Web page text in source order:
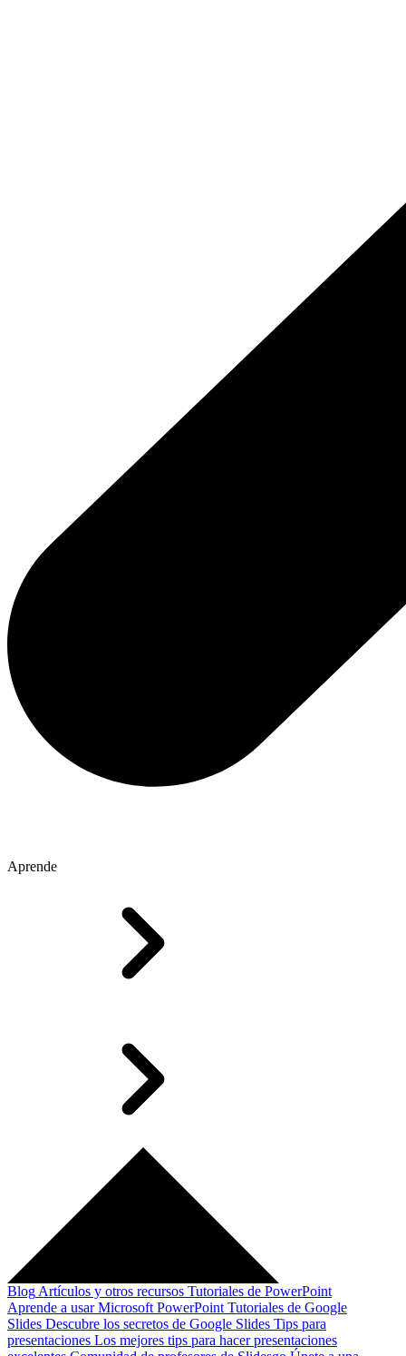
Aprende
Blog Artículos y otros recursos Tutoriales de PowerPoint
Aprende a usar Microsoft PowerPoint Tutoriales de Google
Slides Descubre los secretos de Google Slides Tips para
presentaciones Los mejores tips para hacer presentaciones